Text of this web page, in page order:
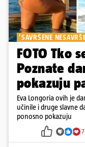
'SAVRŠENE
FOTO Tko
Poznate
pokazuju
Eva Longoria ovih je
učinile i druge slavne
ponosno pokazuju
7